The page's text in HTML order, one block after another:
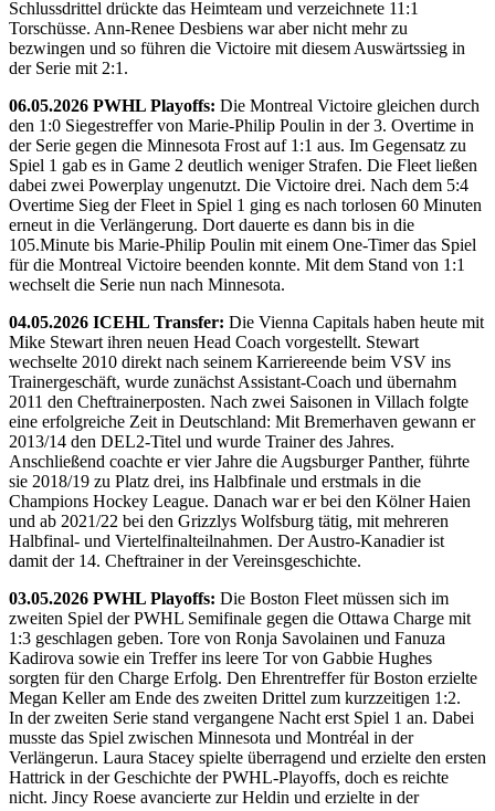
Schlussdrittel drückte das Heimteam und verzeichnete 11:1
Torschüsse. Ann-Renee Desbiens war aber nicht mehr zu
bezwingen und so führen die Victoire mit diesem Auswärtssieg in
der Serie mit 2:1.
06.05.2026 PWHL Playoffs: Die Montreal Victoire gleichen durch
den 1:0 Siegestreffer von Marie-Philip Poulin in der 3. Overtime in
der Serie gegen die Minnesota Frost auf 1:1 aus. Im Gegensatz zu
Spiel 1 gab es in Game 2 deutlich weniger Strafen. Die Fleet ließen
dabei zwei Powerplay ungenutzt. Die Victoire drei. Nach dem 5:4
Overtime Sieg der Fleet in Spiel 1 ging es nach torlosen 60 Minuten
erneut in die Verlängerung. Dort dauerte es dann bis in die
105.Minute bis Marie-Philip Poulin mit einem One-Timer das Spiel
für die Montreal Victoire beenden konnte. Mit dem Stand von 1:1
wechselt die Serie nun nach Minnesota.
04.05.2026 ICEHL Transfer: Die Vienna Capitals haben heute mit
Mike Stewart ihren neuen Head Coach vorgestellt. Stewart
wechselte 2010 direkt nach seinem Karriereende beim VSV ins
Trainergeschäft, wurde zunächst Assistant-Coach und übernahm
2011 den Cheftrainerposten. Nach zwei Saisonen in Villach folgte
eine erfolgreiche Zeit in Deutschland: Mit Bremerhaven gewann er
2013/14 den DEL2-Titel und wurde Trainer des Jahres.
Anschließend coachte er vier Jahre die Augsburger Panther, führte
sie 2018/19 zu Platz drei, ins Halbfinale und erstmals in die
Champions Hockey League. Danach war er bei den Kölner Haien
und ab 2021/22 bei den Grizzlys Wolfsburg tätig, mit mehreren
Halbfinal- und Viertelfinalteilnahmen. Der Austro-Kanadier ist
damit der 14. Cheftrainer in der Vereinsgeschichte.
03.05.2026 PWHL Playoffs: Die Boston Fleet müssen sich im
zweiten Spiel der PWHL Semifinale gegen die Ottawa Charge mit
1:3 geschlagen geben. Tore von Ronja Savolainen und Fanuza
Kadirova sowie ein Treffer ins leere Tor von Gabbie Hughes
sorgten für den Charge Erfolg. Den Ehrentreffer für Boston erzielte
Megan Keller am Ende des zweiten Drittel zum kurzzeitigen 1:2.
In der zweiten Serie stand vergangene Nacht erst Spiel 1 an. Dabei
musste das Spiel zwischen Minnesota und Montréal in der
Verlängerun. Laura Stacey spielte überragend und erzielte den ersten
Hattrick in der Geschichte der PWHL-Playoffs, doch es reichte
nicht. Jincy Roese avancierte zur Heldin und erzielte in der